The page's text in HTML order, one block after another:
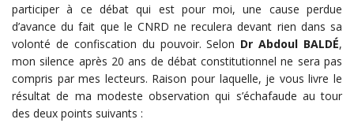
participer à ce débat qui est pour moi, une cause perdue
d’avance du fait que le CNRD ne reculera devant rien dans sa
volonté de confiscation du pouvoir. Selon Dr Abdoul BALDÉ,
mon silence après 20 ans de débat constitutionnel ne sera pas
compris par mes lecteurs. Raison pour laquelle, je vous livre le
résultat de ma modeste observation qui s’échafaude au tour
des deux points suivants :